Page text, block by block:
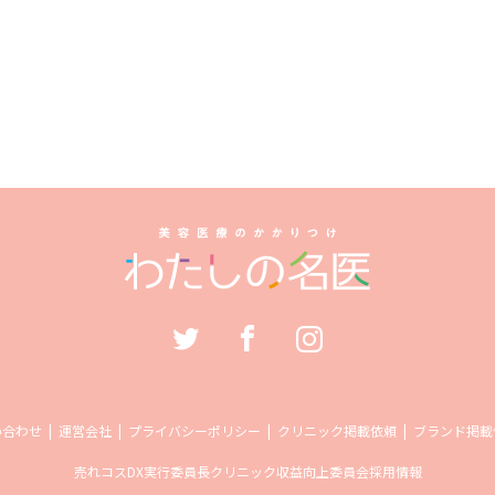
わせ 運営会社 プライバシーポリシー クリニック掲載依頼 ブランド掲
売れコスDX実行委員長クリニック収益向上委員会採用情報